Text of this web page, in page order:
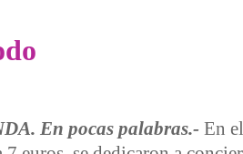
En pocas palabras.- En